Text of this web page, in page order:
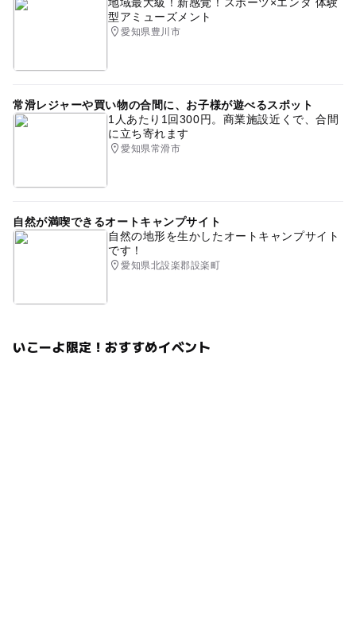
務されている方は撮影会に参加できない可能性がございま
のお名前をお書きください。
・同業者の営業的な情報収集を目的とされた方はご参加い
ただけません。
います。
可能性がございます。
・イベント中において発生した一切の事故や怪我・病気な
どの責任を負いかねますことをあらかじめご了承下さい。
・当社規定の最小催行組数に達しない場合は中止となる場
型アミューズメント
愛知県豊川市
常滑レジャーや買い物の合間に、お子様が遊べるスポット
1人あたり1回300円。商業施設近くで、合間
に立ち寄れます
愛知県常滑市
自然が満喫できるオートキャンプサイト
自然の地形を生かしたオートキャンプサイト
です！
愛知県北設楽郡設楽町
いこーよ限定！おすすめイベント